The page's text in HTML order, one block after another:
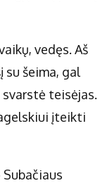
vedęs. Aš
su šeima, gal
svarstė teisėjas.
įteikti